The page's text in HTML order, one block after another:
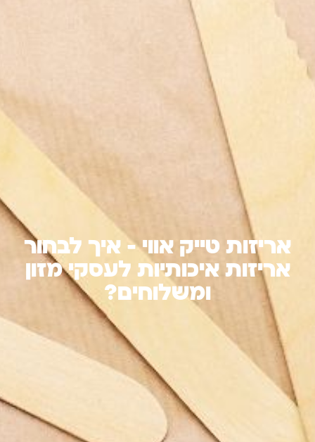
אריזות טייק אווי – איך לבחור
אריזות איכותיות לעסקי מזון
ומשלוחים?